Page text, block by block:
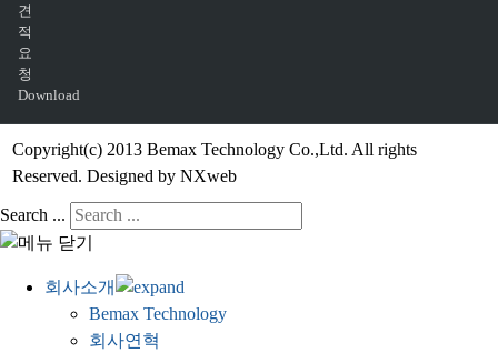
견
적
요
청
Download
Copyright(c) 2013 Bemax Technology Co.,Ltd. All rights
Reserved. Designed by NXweb
Search ...
회사소개
Bemax Technology
회사연혁